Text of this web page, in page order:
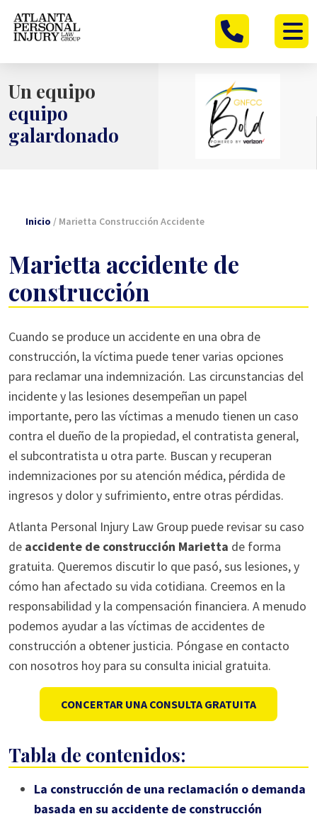
Un equipo
equipo
galardonado
Inicio / Marietta Construcción Accidente
Marietta accidente de
construcción
Cuando se produce un accidente en una obra de
construcción, la víctima puede tener varias opciones
para reclamar una indemnización. Las circunstancias del
incidente y las lesiones desempeñan un papel
importante, pero las víctimas a menudo tienen un caso
contra el dueño de la propiedad, el contratista general,
el subcontratista u otra parte. Buscan y recuperan
indemnizaciones por su atención médica, pérdida de
ingresos y dolor y sufrimiento, entre otras pérdidas.
Atlanta Personal Injury Law Group puede revisar su caso
de accidente de construcción Marietta de forma
gratuita. Queremos discutir lo que pasó, sus lesiones, y
cómo han afectado su vida cotidiana. Creemos en la
responsabilidad y la compensación financiera. A menudo
podemos ayudar a las víctimas de accidentes de
construcción a obtener justicia. Póngase en contacto
con nosotros hoy para su consulta inicial gratuita.
CONCERTAR UNA CONSULTA GRATUITA
Tabla de contenidos:
La construcción de una reclamación o demanda
basada en su accidente de construcción